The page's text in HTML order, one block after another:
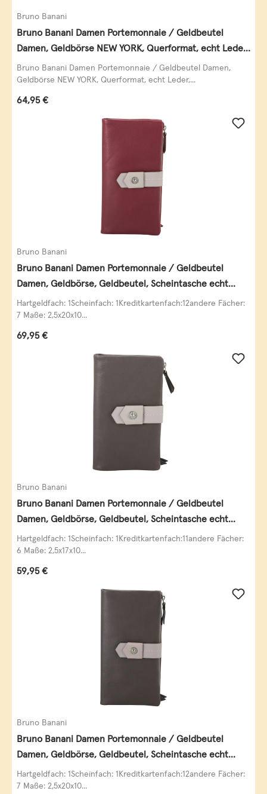
Bruno Banani
Bruno Banani Damen Portemonnaie / Geldbeutel
Damen, Geldbörse NEW YORK, Querformat, echt Leder,
schwarz
Bruno Banani Damen Portemonnaie / Geldbeutel Damen,
Geldbörse NEW YORK, Querformat, echt Leder,...
Regulärer Preis:
64,95 €
Bruno Banani
Bruno Banani Damen Portemonnaie / Geldbeutel
Damen, Geldbörse, Geldbeutel, Scheintasche echt
Leder
Hartgeldfach: 1Scheinfach: 1Kreditkartenfach:12andere Fächer:
7 Maße: 2,5x20x10...
Regulärer Preis:
69,95 €
Bruno Banani
Bruno Banani Damen Portemonnaie / Geldbeutel
Damen, Geldbörse, Geldbeutel, Scheintasche echt
Leder
Hartgeldfach: 1Scheinfach: 1Kreditkartenfach:11andere Fächer:
6 Maße: 2,5x17x10...
Regulärer Preis:
59,95 €
Bruno Banani
Bruno Banani Damen Portemonnaie / Geldbeutel
Damen, Geldbörse, Geldbeutel, Scheintasche echt
Leder
Hartgeldfach: 1Scheinfach: 1Kreditkartenfach:12andere Fächer:
7 Maße: 2,5x20x10...